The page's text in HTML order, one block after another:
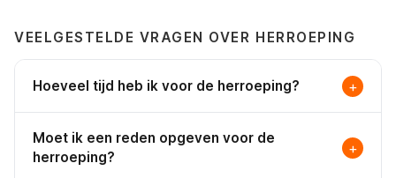
VEELGESTELDE VRAGEN OVER HERROEPING
Hoeveel tijd heb ik voor de herroeping? +
door jou aangewezen derde (niet de vervoerder) de
laatste goederen van de bestelling in bezit hebt
Moet ik een reden opgeven voor de
herroeping?
+